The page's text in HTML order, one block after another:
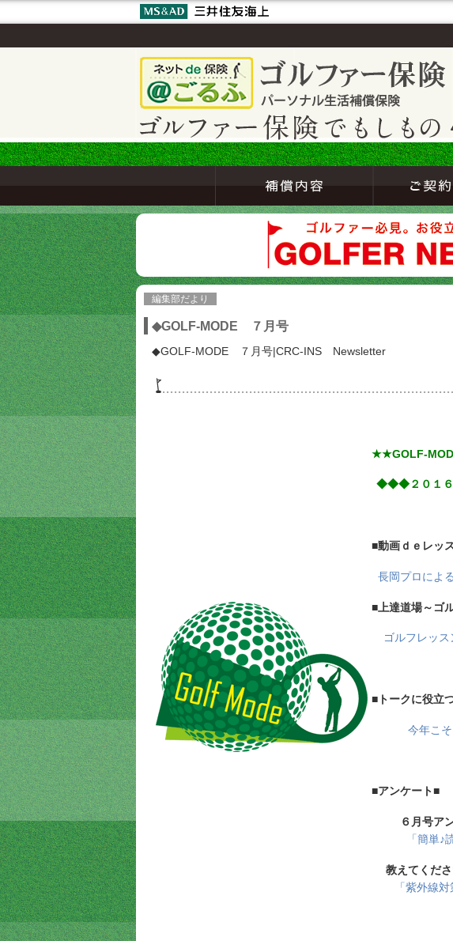
編集部だより
◆GOLF-MODE ７月号
◆GOLF-MODE ７月号|CRC-INS Newsletter
★★GOLF-
◆◆◆２０１６
■動画ｄｅレッ
長岡プロによ
■上達道場～ゴ
ゴルフレッ
■トークに役立
今年こ
■アンケート■
６月号ア
「簡単♪
教えてくだ
「紫外線